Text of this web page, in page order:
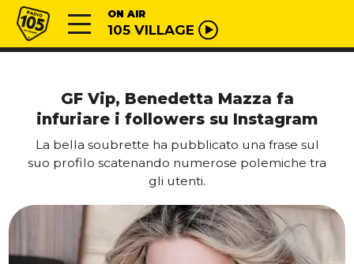
Vai al contenuto
Radio 105 ON AIR
105 VILLAGE
GF Vip, Benedetta Mazza fa
infuriare i followers su Instagram
La bella soubrette ha pubblicato una frase sul
suo profilo scatenando numerose polemiche tra
gli utenti.